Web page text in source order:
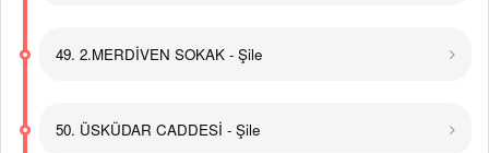
49. 2.MERDİVEN SOKAK - Şile
50. ÜSKÜDAR CADDESİ - Şile